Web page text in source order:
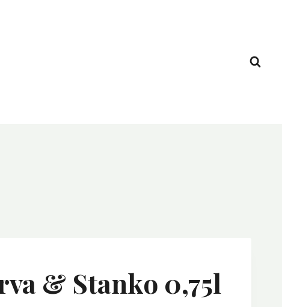
& Stanko 0,75l